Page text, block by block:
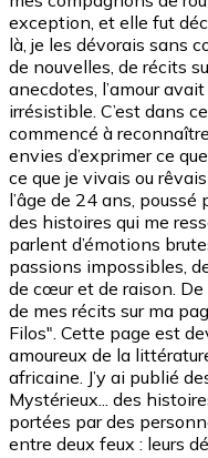
exception, et elle fut
là, je les dévorais sans
de nouvelles, de récits
anecdotes, l’amour
irrésistible. C’est dans
commencé à
envies d’exprimer ce
ce que je vivais ou
l’âge de 24 ans,
des histoires qui me
parlent d’émotions
passions impossibles,
de cœur et de raison.
de mes récits sur ma
Filos". Cette page est
amoureux de la
africaine. J’y ai publié
Mystérieux... des
portées par des
entre deux feux : leurs